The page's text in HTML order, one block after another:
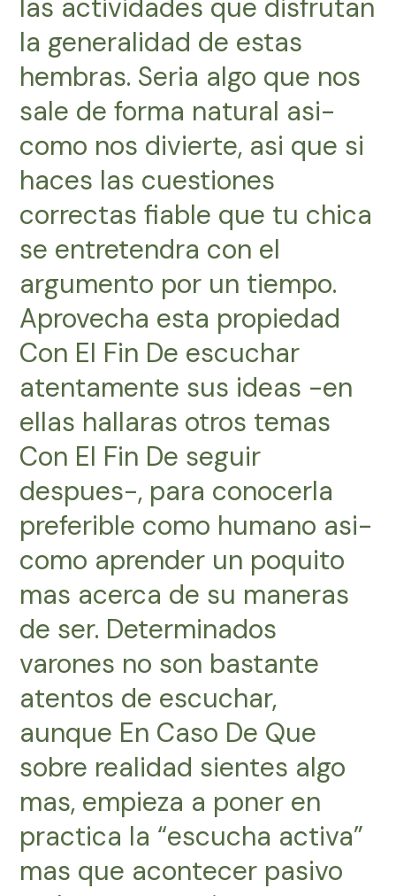
las actividades que disfrutan
la generalidad de estas
hembras. Seri­a algo que nos
sale de forma natural asi­
como nos divierte, asi que si
haces las cuestiones
correctas fiable que tu chica
se entretendra con el
argumento por un tiempo.
Aprovecha esta propiedad
Con El Fin De escuchar
atentamente sus ideas -en
ellas hallaras otros temas
Con El Fin De seguir
despues-, para conocerla
preferible como humano asi­
como aprender un poquito
mas acerca de su maneras
de ser. Determinados
varones no son bastante
atentos de escuchar,
aunque En Caso De Que
sobre realidad sientes algo
mas, empieza a poner en
practica la “escucha activa”
mas que acontecer pasivo